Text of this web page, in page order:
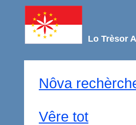
Lo Trèsor
Nôva
Vêre tot